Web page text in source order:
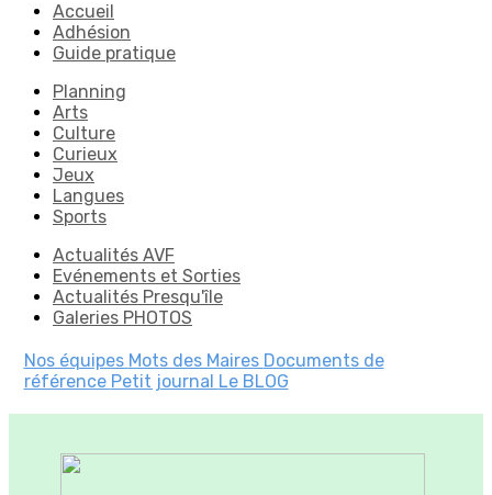
Accueil
Adhésion
Guide pratique
Planning
Arts
Culture
Curieux
Jeux
Langues
Sports
Actualités AVF
Evénements et Sorties
Actualités Presqu'île
Galeries PHOTOS
Nos équipes Mots des Maires Documents de
référence Petit journal Le BLOG